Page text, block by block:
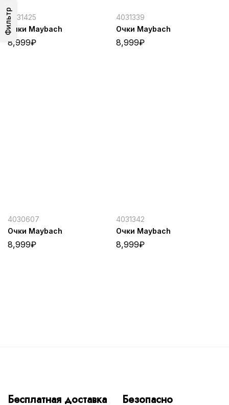
Фильтр
4031425
Очки Maybach
8,999₽
4031339
Очки Maybach
8,999₽
4030607
Очки Maybach
8,999₽
4031342
Очки Maybach
8,999₽
Бесплатная доставка Безопасно